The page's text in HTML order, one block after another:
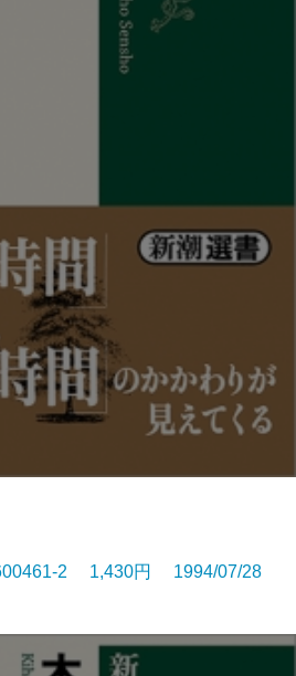
2 1,430円 1994/07/28